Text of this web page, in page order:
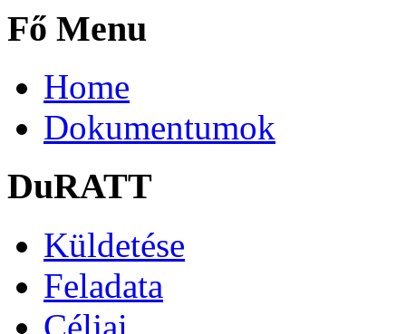
Fő Menu
Home
Dokumentumok
DuRATT
Küldetése
Feladata
Céljai